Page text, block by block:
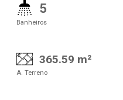
5
Banheiros
365.59 m²
A. Terreno